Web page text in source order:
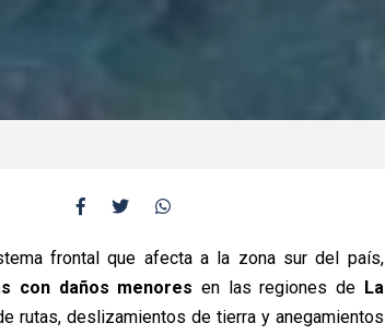
frontal que afecta a la zona sur del país,
con daños menores en las regiones de La
rutas, deslizamientos de tierra y anegamientos